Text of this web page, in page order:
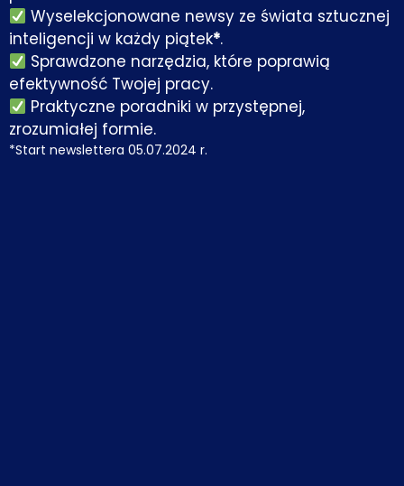
Wyselekcjonowane newsy ze świata sztucznej
inteligencji w każdy piątek*.
Sprawdzone narzędzia, które poprawią
efektywność Twojej pracy.
Praktyczne poradniki w przystępnej,
zrozumiałej formie.
*Start newslettera 05.07.2024 r.